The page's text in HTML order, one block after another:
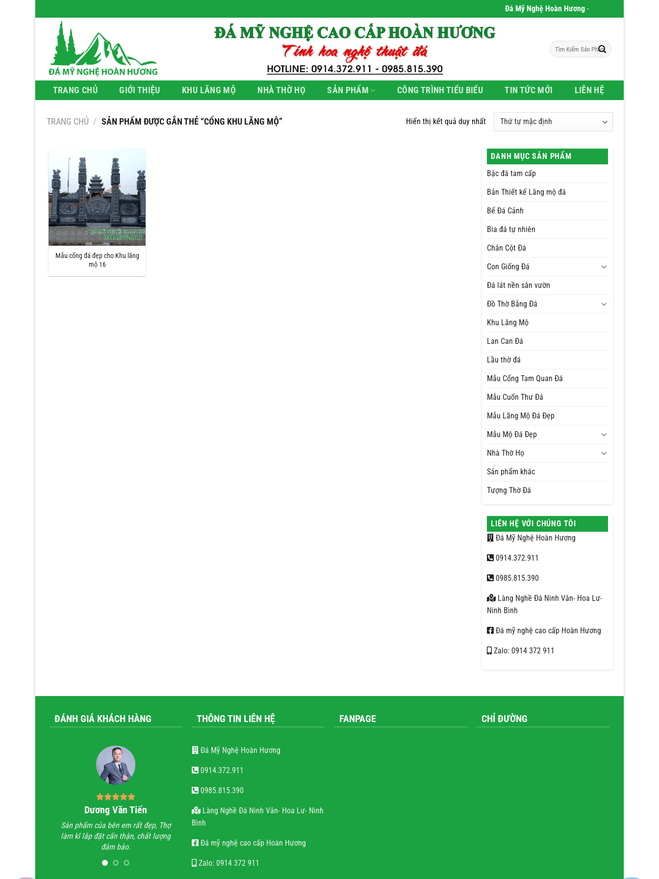
qua
Đá Mỹ Nghệ Hoàn Hương- Chúng tôi chuyên phân
Tìm
kiếm:
TRANG CHỦ GIỚI THIỆU KHU LĂNG MỘ NHÀ THỜ HỌ SẢN PHẨM CÔNG TRÌNH TIỂU BIỂU TIN TỨC MỚI LIÊN HỆ
TRANG CHỦ / SẢN PHẨM ĐƯỢC GẮN THẺ “CỔNG KHU LĂNG MỘ” Hiển thị kết quả duy nhất
Mẫu cổng đá đẹp cho Khu lăng
mộ 16
DANH MỤC SẢN PHẨM
Bậc đá tam cấp
Bản Thiết kế Lăng mộ đá
Bể Đá Cảnh
Bia đá tự nhiên
Chân Cột Đá
Con Giống Đá
Đá lát nền sân vườn
Đồ Thờ Bằng Đá
Khu Lăng Mộ
Lan Can Đá
Lầu thờ đá
Mẫu Cổng Tam Quan Đá
Mẫu Cuốn Thư Đá
Mẫu Lăng Mộ Đá Đẹp
Mẫu Mộ Đá Đẹp
Nhà Thờ Họ
Sản phẩm khác
Tượng Thờ Đá
LIÊN HỆ VỚI CHÚNG TÔI
Đá Mỹ Nghệ Hoàn Hương
0914.372.911
0985.815.390
Làng Nghề Đá Ninh Vân- Hoa Lư-
Ninh Bình
Đá mỹ nghệ cao cấp Hoàn Hương
Zalo: 0914 372 911
ĐÁNH GIÁ KHÁCH HÀNG
Dương Văn Tiến
Sản phẩm của bên em rất đẹp, Thợ
làm kĩ lắp đặt cẩn thận, chất lượng
đảm bảo.
Bùi Quốc Trung
Anh đã đi xem rất nhiều những công
trình không thấy sự sắc sảo, tinh tế,
họ chỉ làm lăng mộ đá cho có, không
quan tâm đến thẩm mỹ và chất
THÔNG TIN LIÊN HỆ
Đá Mỹ Nghệ Hoàn Hương
0914.372.911
0985.815.390
Làng Nghề Đá Ninh Vân- Hoa Lư- Ninh
Bình
Đá mỹ nghệ cao cấp Hoàn Hương
Zalo: 0914 372 911
FANPAGE CHỈ ĐƯỜNG